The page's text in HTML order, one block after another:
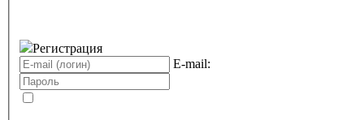
Регистрация
E-mail: